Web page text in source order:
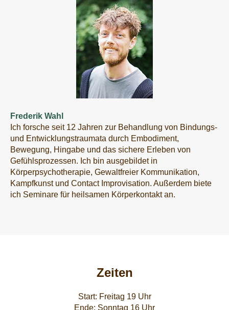
Frederik Wahl
Ich forsche seit 12 Jahren zur Behandlung von Bindungs-
und Entwicklungstraumata durch Embodiment,
Bewegung, Hingabe und das sichere Erleben von
Gefühlsprozessen. Ich bin ausgebildet in
Körperpsychotherapie, Gewaltfreier Kommunikation,
Kampfkunst und Contact Improvisation. Außerdem biete
ich Seminare für heilsamen Körperkontakt an.
Zeiten
Start: Freitag 19 Uhr
Ende: Sonntag 16 Uhr